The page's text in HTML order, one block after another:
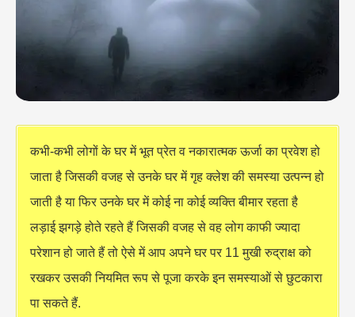
कभी-कभी लोगों के घर में भूत प्रेत व नकारात्मक ऊर्जा का प्रवेश हो
जाता है जिसकी वजह से उनके घर में गृह क्लेश की समस्या उत्पन्न हो
जाती है या फिर उनके घर में कोई ना कोई व्यक्ति बीमार रहता है
लड़ाई झगड़े होते रहते हैं जिसकी वजह से वह लोग काफी ज्यादा
परेशान हो जाते हैं तो ऐसे में आप अपने घर पर 11 मुखी रुद्राक्ष को
रखकर उसकी नियमित रूप से पूजा करके इन समस्याओं से छुटकारा
पा सकते हैं.